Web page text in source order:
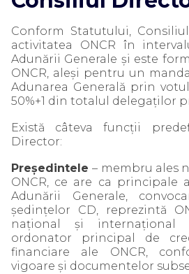
Conform Statutului,
activitatea ONCR în
Adunării Generale și este
ONCR, aleşi pentru un
Adunarea Generală prin
50%+1 din totalul delegaţilor
Există câteva funcții
Director:
Președintele– membru ales
ONCR, ce are ca principale
Adunării Generale,
ședințelor CD, reprezintă
național și internațional
ordonator principal de
financiare ale ONCR,
vigoare și documentelor